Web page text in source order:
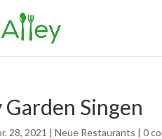
Garden Singen
28, 2021 |Neue Restaurants |0